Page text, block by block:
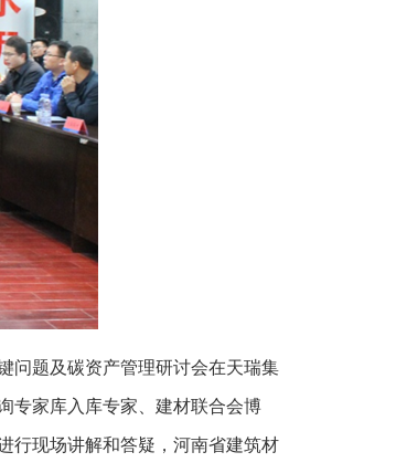
问题及碳资产管理研讨会在天瑞集
专家库入库专家、建材联合会博
行现场讲解和答疑，河南省建筑材